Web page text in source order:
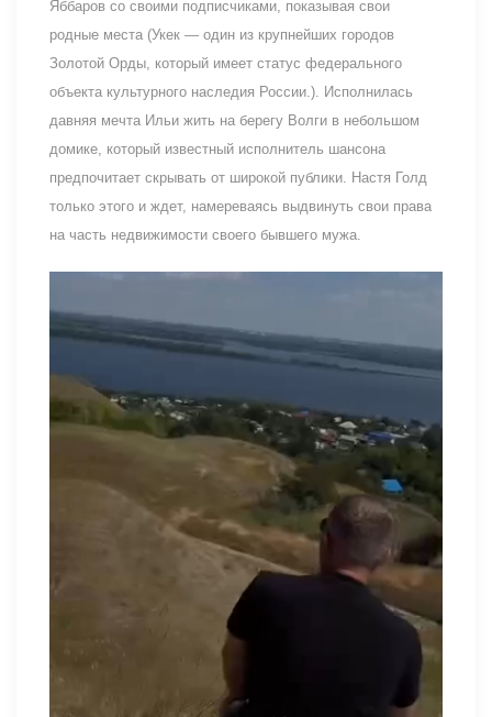
Яббаров со своими подписчиками, показывая свои
родные места (Укек — один из крупнейших городов
Золотой Орды, который имеет статус федерального
объекта культурного наследия России.). Исполнилась
давняя мечта Ильи жить на берегу Волги в небольшом
домике, который известный исполнитель шансона
предпочитает скрывать от широкой публики. Настя Голд
только этого и ждет, намереваясь выдвинуть свои права
на часть недвижимости своего бывшего мужа.